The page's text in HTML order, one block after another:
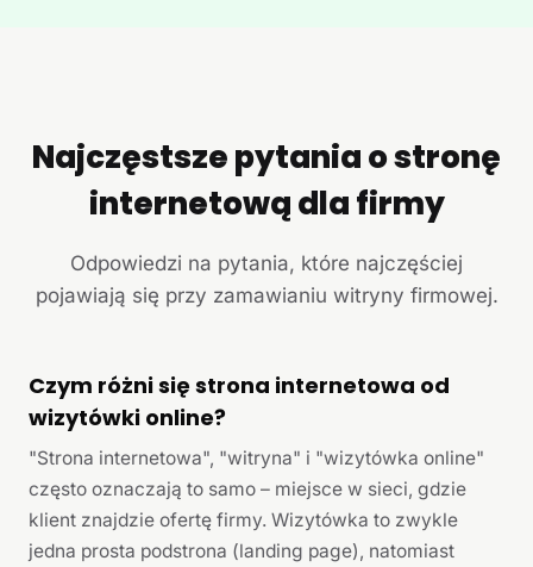
Najczęstsze pytania o stronę
internetową dla firmy
Odpowiedzi na pytania, które najczęściej
pojawiają się przy zamawianiu witryny firmowej.
Czym różni się strona internetowa od
wizytówki online?
"Strona internetowa", "witryna" i "wizytówka online"
często oznaczają to samo – miejsce w sieci, gdzie
klient znajdzie ofertę firmy. Wizytówka to zwykle
jedna prosta podstrona (landing page), natomiast